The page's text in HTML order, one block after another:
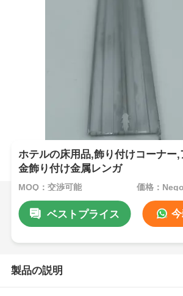
ホテルの床用品,飾り付けコーナー
金飾り付け金属レンガ
MOQ：交渉可能 価格：
ベストプライス
製品の説明